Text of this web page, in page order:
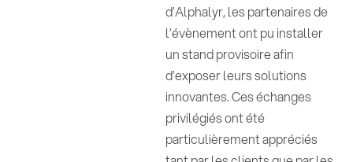
d’Alphalyr, les partenaires de
l’évènement ont pu installer
un stand provisoire afin
d’exposer leurs solutions
innovantes. Ces échanges
privilégiés ont été
particulièrement appréciés